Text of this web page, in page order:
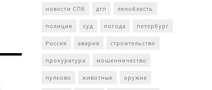
новости СПб дтп ленобласть
полиция суд погода петербург
Россия авария строительство
прокуратура мошенничество
пулково животные оружие